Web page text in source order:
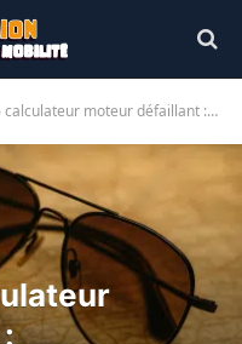
défaillant : symptômes, risques majeurs et solutions avant la casse